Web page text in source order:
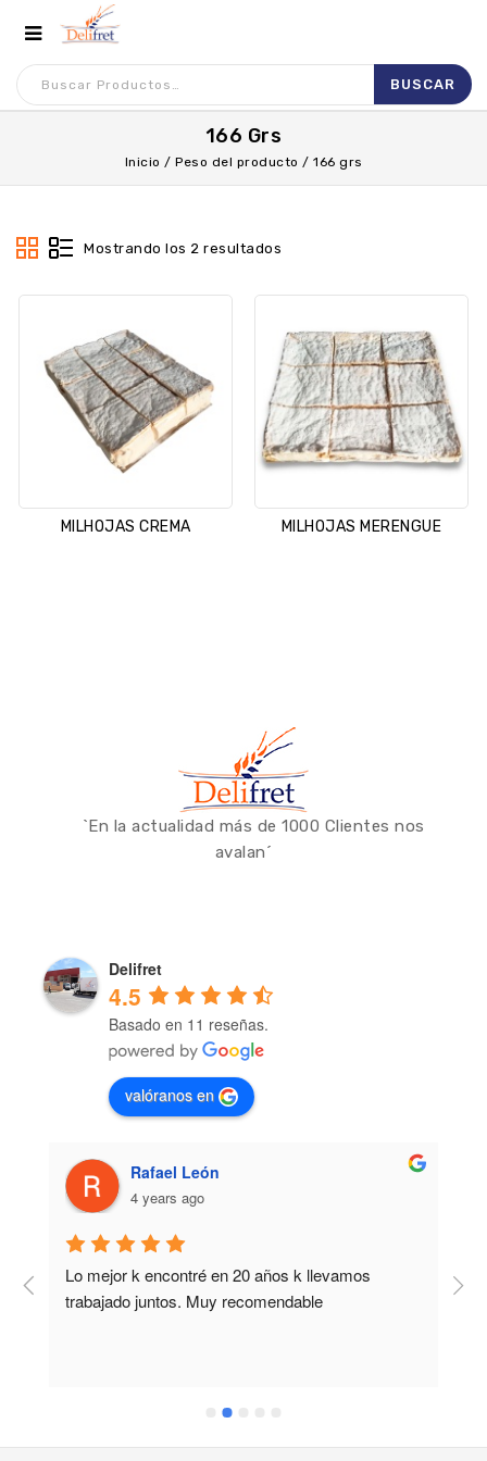
166 Grs
Inicio / Peso del producto / 166 grs
Mostrando los 2 resultados
MILHOJAS CREMA MILHOJAS MERENGUE
`En la actualidad más de 1000 Clientes nos
avalan´
Delifret
4.5
Basado en 11 reseñas.
valóranos en
Rafael León
4 years ago
Lo mejor k encontré en 20 años k llevamos
trabajado juntos. Muy recomendable